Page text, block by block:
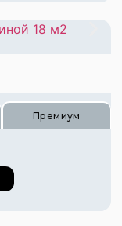
Премиум